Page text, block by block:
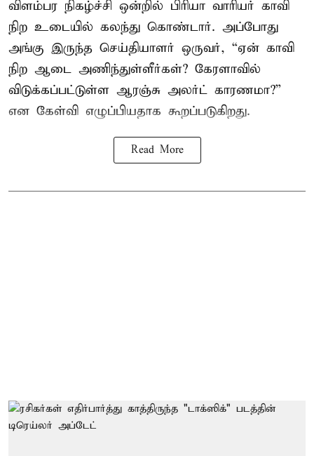
விளம்பர நிகழ்ச்சி ஒன்றில் பிரியா வாரியர் காவி
நிற உடையில் கலந்து கொண்டார். அப்போது
அங்கு இருந்த செய்தியாளர் ஒருவர், “ஏன் காவி
நிற ஆடை அணிந்துள்ளீர்கள்? கேரளாவில்
விடுக்கப்பட்டுள்ள ஆரஞ்சு அலர்ட் காரணமா?”
என கேள்வி எழுப்பியதாக கூறப்படுகிறது.
Read More